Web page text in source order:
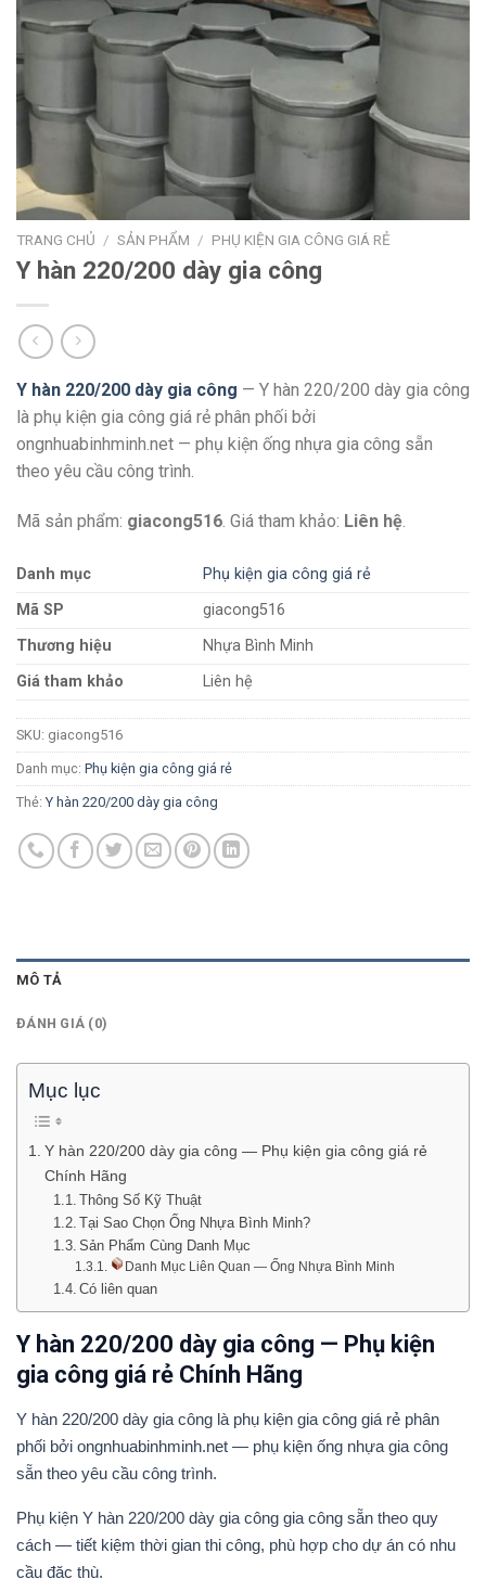
TRANG CHỦ / SẢN PHẨM / PHỤ KIỆN GIA CÔNG GIÁ RẺ
Y hàn 220/200 dày gia công
Y hàn 220/200 dày gia công — Y hàn 220/200 dày gia công
là phụ kiện gia công giá rẻ phân phối bởi
ongnhuabinhminh.net — phụ kiện ống nhựa gia công sẵn
theo yêu cầu công trình.
Mã sản phẩm: giacong516. Giá tham khảo: Liên hệ.
Danh mục
Phụ kiện gia công giá rẻ
Mã SP
giacong516
Thương hiệu
Nhựa Bình Minh
Giá tham khảo
Liên hệ
SKU: giacong516
Danh mục: Phụ kiện gia công giá rẻ
Thẻ: Y hàn 220/200 dày gia công
MÔ TẢ
ĐÁNH GIÁ (0)
Mục lục
Y hàn 220/200 dày gia công — Phụ kiện gia công giá rẻ
Chính Hãng
Thông Số Kỹ Thuật
Tại Sao Chọn Ống Nhựa Bình Minh?
Sản Phẩm Cùng Danh Mục
Danh Mục Liên Quan — Ống Nhựa Bình Minh
Có liên quan
Y hàn 220/200 dày gia công — Phụ kiện
gia công giá rẻ Chính Hãng
Y hàn 220/200 dày gia công là phụ kiện gia công giá rẻ phân
phối bởi ongnhuabinhminh.net — phụ kiện ống nhựa gia công
sẵn theo yêu cầu công trình.
Phụ kiện Y hàn 220/200 dày gia công gia công sẵn theo quy
cách — tiết kiệm thời gian thi công, phù hợp cho dự án có nhu
cầu đặc thù.